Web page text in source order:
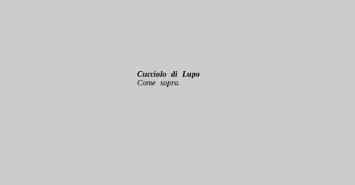
Cucciolo di Lupo
Come sopra.